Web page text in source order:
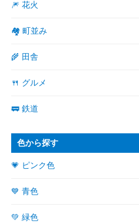
🎆 花火
🏘 町並み
🌾 田舎
🍴 グルメ
🚃 鉄道
色から探す
💗 ピンク色
💙 青色
💚 緑色